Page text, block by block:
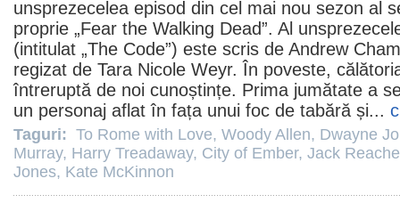
unsprezecelea episod din cel mai nou sezon al
proprie „Fear the Walking Dead”. Al
(intitulat „The Code”) este scris de Andrew
regizat de Tara Nicole Weyr. În poveste,
întreruptă de noi cunoștințe. Prima jumătate a
un personaj aflat în fața unui foc de tabără și...
Taguri: To Rome with Love, Woody Allen, Dwayne
Murray, Harry Treadaway, City of Ember, Jack
Jones, Kate McKinnon